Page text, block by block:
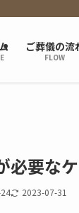
ご葬儀の流
FLOW
要な
2023-07-31